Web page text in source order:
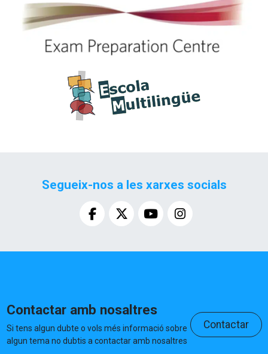
Segueix-nos a les xarxes socials
Contactar amb nosaltres
Si tens algun dubte o vols més informació sobre
algun tema no dubtis a contactar amb nosaltres
Contactar